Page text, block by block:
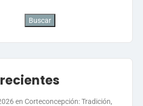
Buscar
en Corteconcepción: Tradición,